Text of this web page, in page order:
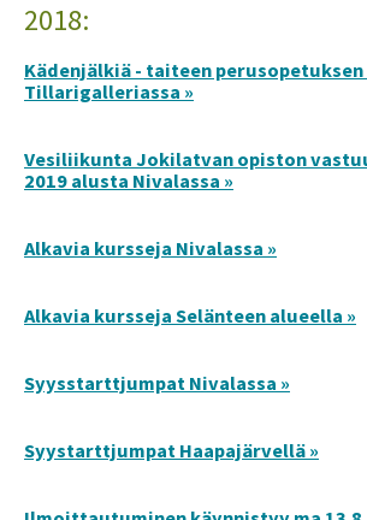
2018:
Kädenjälkiä - taiteen
Tillarigalleriassa »
Vesiliikunta Jokilatvan opiston
2019 alusta Nivalassa »
Alkavia kursseja Nivalassa »
Alkavia kursseja Selänteen alueella »
Syysstarttjumpat Nivalassa »
Syystarttjumpat Haapajärvellä »